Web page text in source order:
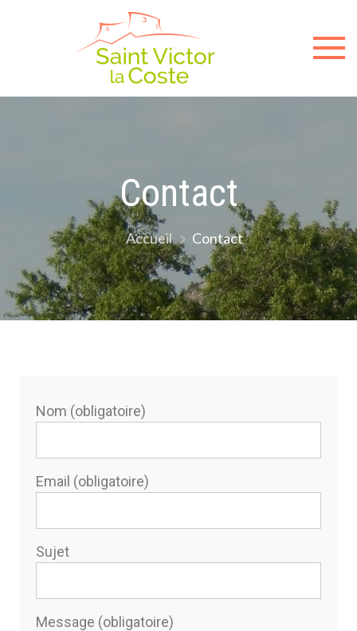
Site
de
la-
30)
Contact
Accueil Contact
Nom (obligatoire)
Email (obligatoire)
Sujet
Message (obligatoire)